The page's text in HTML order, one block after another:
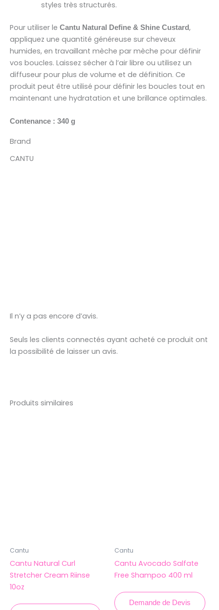
styles très structurés.
Pour utiliser le Cantu Natural Define & Shine Custard,
appliquez une quantité généreuse sur cheveux
humides, en travaillant mèche par mèche pour définir
vos boucles. Laissez sécher à l’air libre ou utilisez un
diffuseur pour plus de volume et de définition. Ce
produit peut être utilisé pour définir les boucles tout en
maintenant une hydratation et une brillance optimales.
Contenance : 340 g
Brand
CANTU
Il n’y a pas encore d’avis.
Seuls les clients connectés ayant acheté ce produit ont
la possibilité de laisser un avis.
Produits similaires
Cantu
Cantu Natural Curl
Stretcher Cream Riinse
10oz
Cantu
Cantu Avocado Salfate
Free Shampoo 400 ml
Demande de Devis